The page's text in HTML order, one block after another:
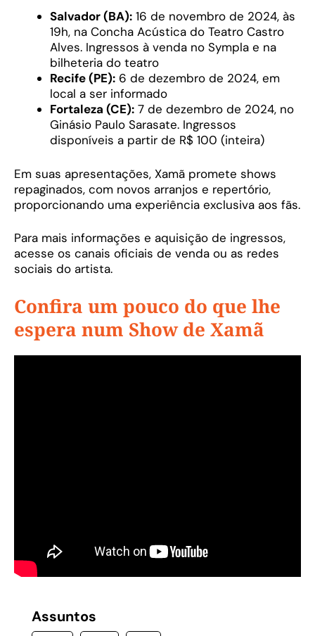
Salvador (BA): 16 de novembro de 2024, às
19h, na Concha Acústica do Teatro Castro
Alves. Ingressos à venda no Sympla e na
bilheteria do teatro
Recife (PE): 6 de dezembro de 2024, em
local a ser informado
Fortaleza (CE): 7 de dezembro de 2024, no
Ginásio Paulo Sarasate. Ingressos
disponíveis a partir de R$ 100 (inteira)
Em suas apresentações, Xamã promete shows
repaginados, com novos arranjos e repertório,
proporcionando uma experiência exclusiva aos fãs.
Para mais informações e aquisição de ingressos,
acesse os canais oficiais de venda ou as redes
sociais do artista.
Confira um pouco do que lhe
espera num Show de Xamã
Assuntos